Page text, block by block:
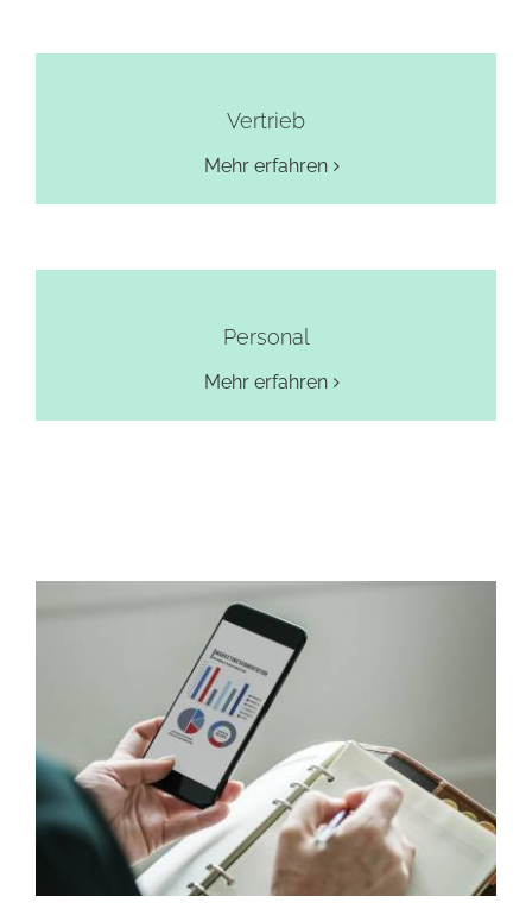
Vertrieb
Mehr erfahren
Personal
Mehr erfahren